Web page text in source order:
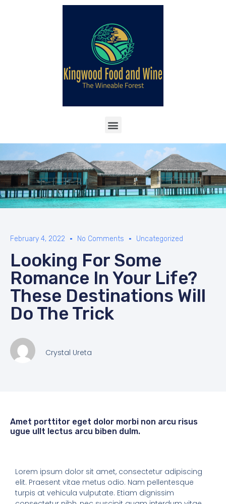
February 4, 2022 No Comments Uncategorized
Looking For Some
Romance In Your Life?
These Destinations Will
Do The Trick
Crystal Ureta
Amet porttitor eget dolor morbi non arcu risus
ugue ullt lectus arcu biben dulm.
Lorem ipsum dolor sit amet, consectetur adipiscing
elit. Praesent vitae metus odio. Nam pellentesque
turpis at vehicula vulputate. Etiam dignissim